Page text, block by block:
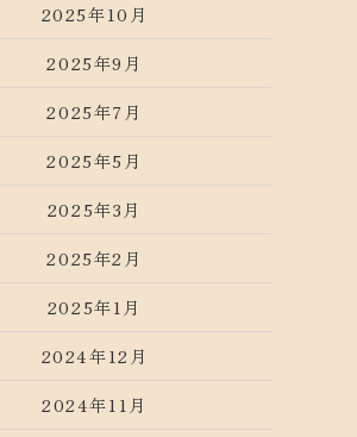
2025年10月
2025年9月
2025年7月
2025年5月
2025年3月
2025年2月
2025年1月
2024年12月
2024年11月